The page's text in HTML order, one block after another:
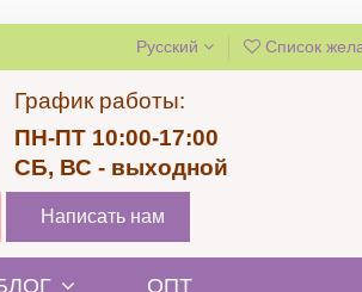
Русский Список
График работы:
ПН-ПТ 10:00-17:00
СБ, ВС - выходной
Написать нам
ОПТ